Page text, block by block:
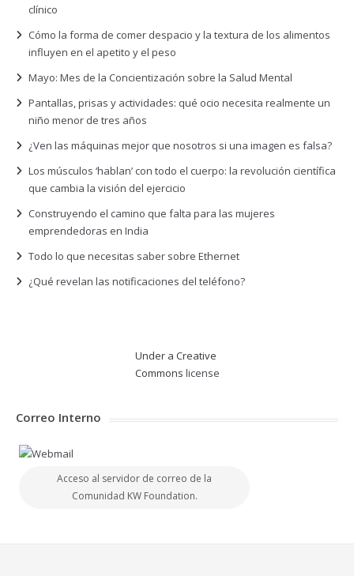
clínico
Cómo la forma de comer despacio y la textura de los alimentos
influyen en el apetito y el peso
Mayo: Mes de la Concientización sobre la Salud Mental
Pantallas, prisas y actividades: qué ocio necesita realmente un
niño menor de tres años
¿Ven las máquinas mejor que nosotros si una imagen es falsa?
Los músculos ‘hablan’ con todo el cuerpo: la revolución científica
que cambia la visión del ejercicio
Construyendo el camino que falta para las mujeres
emprendedoras en India
Todo lo que necesitas saber sobre Ethernet
¿Qué revelan las notificaciones del teléfono?
Under a Creative
Commons license
Correo Interno
Acceso al servidor de correo de la
Comunidad KW Foundation.